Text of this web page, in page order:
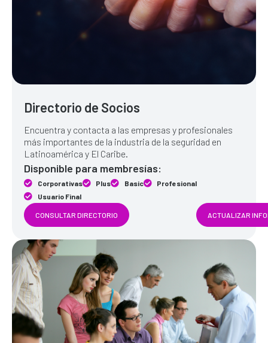
Directorio de Socios
Encuentra y contacta a las empresas y profesionales
más importantes de la industria de la seguridad en
Latinoamérica y El Caribe.
Disponible para membresías:
Corporativas Plus Basic
Profesional
Usuario Final
CONSULTAR DIRECTORIO ACTUALIZAR